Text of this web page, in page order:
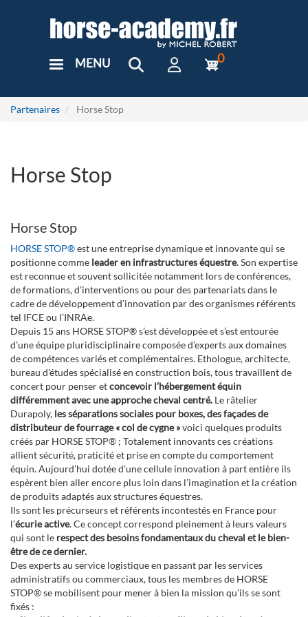
User
Custom
MENU 0
Partenaires Horse Stop
Horse Stop
Horse Stop
HORSE STOP®est une entreprise dynamique et innovante qui se
positionne comme leader en infrastructures équestre. Son expertise
est reconnue et souvent sollicitée notamment lors de conférences,
de formations, d’interventions ou pour des partenariats dans le
cadre de développement d’innovation par des organismes référents
tel IFCE ou l’INRAe.
Depuis 15 ans HORSE STOP® s’est développée et s’est entourée
d’une équipe pluridisciplinaire composée d’experts aux domaines
de compétences variés et complémentaires. Ethologue, architecte,
bureau d’études spécialisé en construction bois, tous travaillent de
concert pour penser etconcevoir l’hébergement équin
différemment avec une approche cheval centré. Le râtelier
Durapoly, les séparations sociales pour boxes, des façades de
distributeur de fourrage « col de cygne »voici quelques produits
créés par HORSE STOP® ; Totalement innovants ces créations
allient sécurité, praticité et prise en compte du comportement
équin. Aujourd’hui dotée d’une cellule innovation à part entière ils
espèrent bien aller encore plus loin dans l’imagination et la création
de produits adaptés aux structures équestres.
Ils sont les précurseurs et référents incontestés en France pour
l’écurie active. Ce concept correspond pleinement à leurs valeurs
qui sont le respect des besoins fondamentaux du cheval et le bien-
être de ce dernier.
Des experts au service logistique en passant par les services
administratifs ou commerciaux, tous les membres de HORSE
STOP® se mobilisent pour mener à bien la mission qu’ils se sont
fixés :